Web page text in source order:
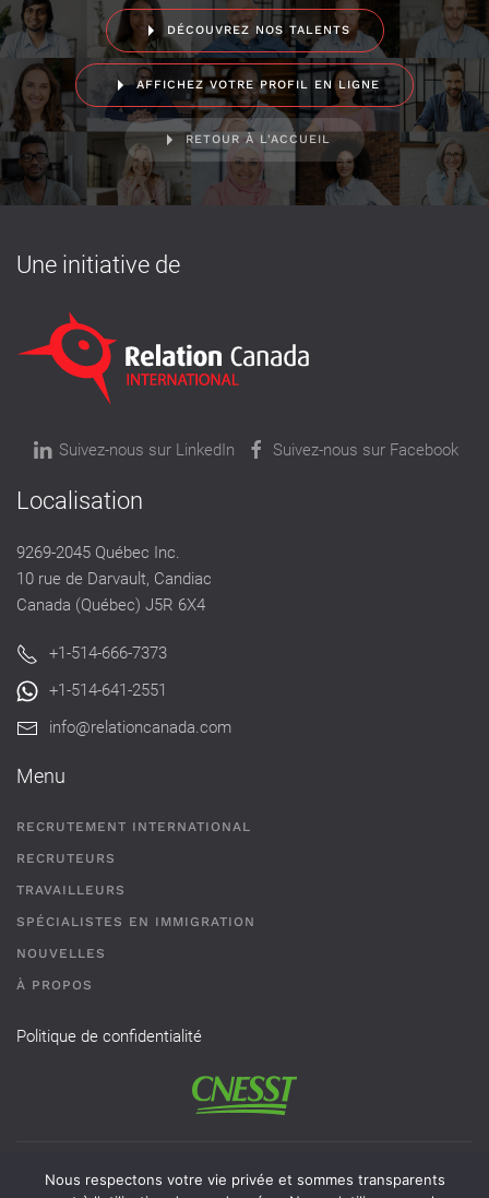
DÉCOUVREZ NOS TALENTS
AFFICHEZ VOTRE PROFIL EN LIGNE
RETOUR À L'ACCUEIL
Une initiative de
Suivez-nous sur LinkedIn Suivez-nous sur Facebook
Localisation
9269-2045 Québec Inc.
10 rue de Darvault, Candiac
Canada (Québec) J5R 6X4
+1-514-666-7373
+1-514-641-2551
info@relationcanada.com
Menu
RECRUTEMENT INTERNATIONAL
RECRUTEURS
TRAVAILLEURS
SPÉCIALISTES EN IMMIGRATION
NOUVELLES
À PROPOS
Politique de confidentialité
Permis de recrutement # AR-2101593 - Une agence de
Nous respectons votre vie privée et sommes transparents